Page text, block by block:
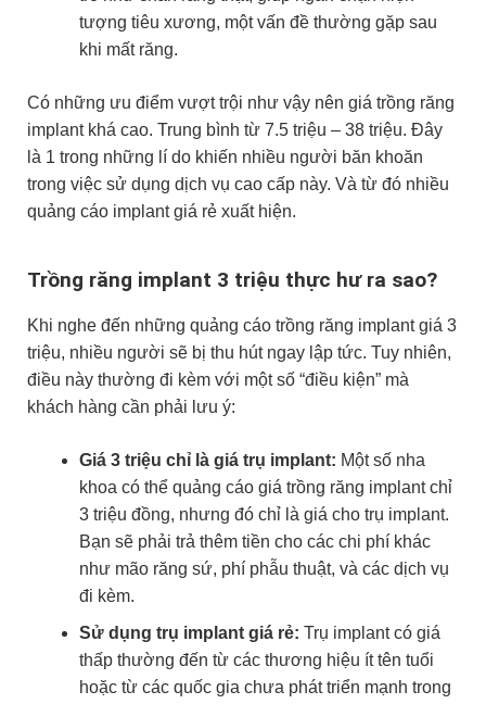
tượng tiêu xương, một vấn đề thường gặp sau
khi mất răng.
Có những ưu điểm vượt trội như vậy nên giá trồng răng
implant khá cao. Trung bình từ 7.5 triệu – 38 triệu. Đây
là 1 trong những lí do khiến nhiều người băn khoăn
trong việc sử dụng dịch vụ cao cấp này. Và từ đó nhiều
quảng cáo implant giá rẻ xuất hiện.
Trồng răng implant 3 triệu thực hư ra sao?
Khi nghe đến những quảng cáo trồng răng implant giá 3
triệu, nhiều người sẽ bị thu hút ngay lập tức. Tuy nhiên,
điều này thường đi kèm với một số “điều kiện” mà
khách hàng cần phải lưu ý:
Giá 3 triệu chỉ là giá trụ implant: Một số nha
khoa có thể quảng cáo giá trồng răng implant chỉ
3 triệu đồng, nhưng đó chỉ là giá cho trụ implant.
Bạn sẽ phải trả thêm tiền cho các chi phí khác
như mão răng sứ, phí phẫu thuật, và các dịch vụ
đi kèm.
Sử dụng trụ implant giá rẻ: Trụ implant có giá
thấp thường đến từ các thương hiệu ít tên tuổi
hoặc từ các quốc gia chưa phát triển mạnh trong